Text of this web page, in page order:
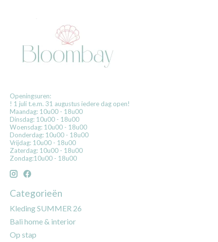
Openingsuren:
! 1 juli t.e.m. 31 augustus iedere dag open!
Maandag: 10u00 - 18u00
Dinsdag: 10u00 - 18u00
Woensdag: 10u00 - 18u00
Donderdag: 10u00 - 18u00
Vrijdag: 10u00 - 18u00
Zaterdag: 10u00 - 18u00
Zondag:10u00 - 18u00
Categorieën
Kleding SUMMER 26
Bali home & interior
Op stap